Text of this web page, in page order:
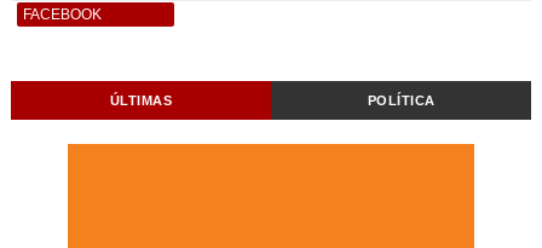
FACEBOOK
ÚLTIMAS POLÍTICA